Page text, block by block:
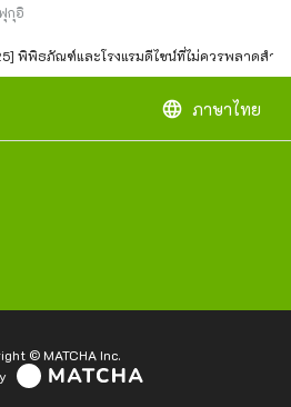
กุอิ
พิพิธภัณฑ์และโรงแรมดีไซน์ที่ไม่ควรพลาดสำห
language ภาษาไทย
© MATCHA Inc.